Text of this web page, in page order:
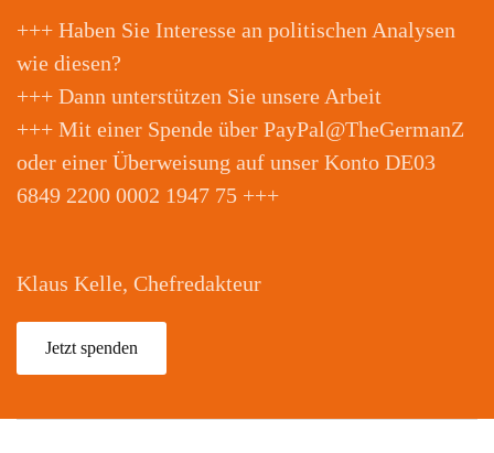
+++ Haben Sie Interesse an politischen Analysen
wie diesen?
+++ Dann unterstützen Sie unsere Arbeit
+++ Mit einer Spende über PayPal@TheGermanZ
oder einer Überweisung auf unser Konto DE03
6849 2200 0002 1947 75 +++
Klaus Kelle, Chefredakteur
Jetzt spenden